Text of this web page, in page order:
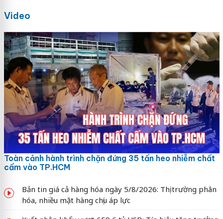
Video
Toàn cảnh hành trình chặn đứng 35 tấn heo nhiễm chất
cấm vào TP.HCM
Bản tin giá cả hàng hóa ngày 5/8/2026: Thị trường phân
hóa, nhiều mặt hàng chịu áp lực